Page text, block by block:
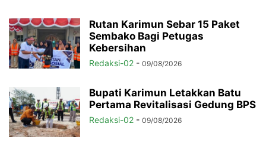
Rutan Karimun Sebar 15 Paket
Sembako Bagi Petugas
Kebersihan
Redaksi-02 - 09/08/2026
Bupati Karimun Letakkan Batu
Pertama Revitalisasi Gedung BPS
Redaksi-02 - 09/08/2026